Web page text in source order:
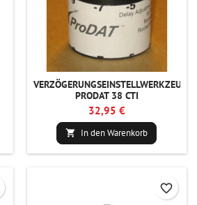
VERZÖGERUNGSEINSTELLWERKZEUG
PRODAT 38 CTI
32,95 €
 In den Warenkorb
favorite_border